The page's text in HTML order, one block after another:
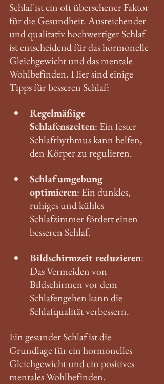
Schlaf ist ein oft übersehener Faktor
für die Gesundheit. Ausreichender
und qualitativ hochwertiger Schlaf
ist entscheidend für das hormonelle
Gleichgewicht und das mentale
Wohlbefinden. Hier sind einige
Tipps für besseren Schlaf:
Regelmäßige
Schlafenszeiten: Ein fester
Schlafrhythmus kann helfen,
den Körper zu regulieren.
Schlafumgebung
optimieren: Ein dunkles,
ruhiges und kühles
Schlafzimmer fördert einen
besseren Schlaf.
Bildschirmzeit reduzieren:
Das Vermeiden von
Bildschirmen vor dem
Schlafengehen kann die
Schlafqualität verbessern.
Ein gesunder Schlaf ist die
Grundlage für ein hormonelles
Gleichgewicht und ein positives
mentales Wohlbefinden.